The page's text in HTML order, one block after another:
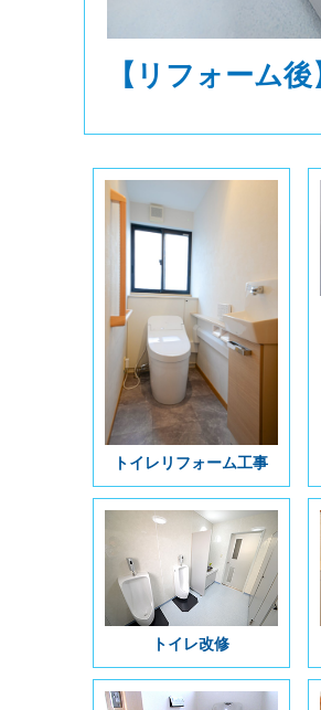
【リフォーム後
トイレリフォーム工事
トイレ改修